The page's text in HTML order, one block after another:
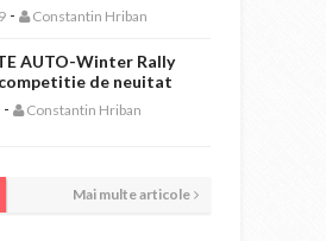
- Constantin Hriban
AUTO-Winter Rally
competitie de neuitat
- Constantin Hriban
Mai multe articole